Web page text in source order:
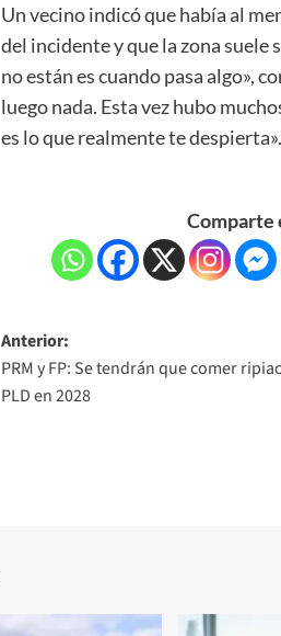
Un vecino indicó que había al
del incidente y que la zona
no están es cuando pasa algo»,
luego nada. Esta vez hubo
es lo que realmente te
Comparte
Anterior:
PRM y FP: Se tendrán que comer
PLD en 2028